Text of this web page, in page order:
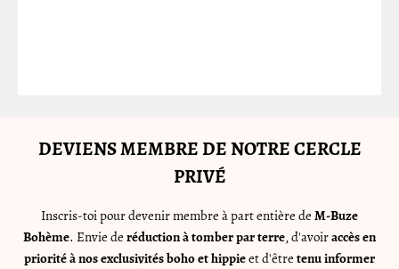
DEVIENS MEMBRE DE NOTRE CERCLE
PRIVÉ
Inscris-toi pour devenir membre à part entière de M-Buze
Bohème. Envie de réduction à tomber par terre, d'avoiraccès en
priorité à nos exclusivités boho et hippieet d'être tenu informer